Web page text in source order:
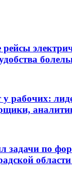
у рабочих:
задачи по